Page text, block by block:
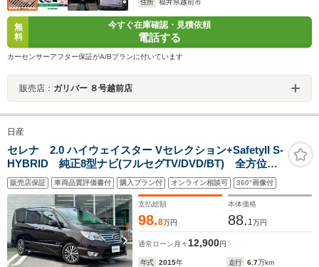
住所
福井県越前市
無
料
今すぐ在庫確認・見積依頼
電話する
カーセンサーアフター保証がA/Bプランに付いています
販売店： ガリバー ８号越前店
日産
セレナ 2.0 ハイウェイスター Vセレクション+SafetyII S-
HYBRID 純正8型ナビ(フルセグTV/DVD/BT) 全方位カ
メラ コーナーセンサー クルーズコントロール ドラ
イブレコーダー 純正フロアマット 社外16インチアル
ミホイール スマートキー プッシュスタート
販売店保証 車両品質評価書付 購入プラン付 オンライン相談可 360°画像付
支払総額
98.8万円
本体価格
88. 1 万円
通常ローン 月々 12,900円
年式 2015年 走行 6.7万km